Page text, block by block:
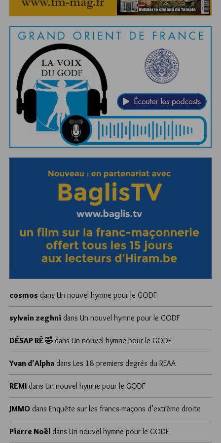
cosmos dans Un nouvel hymne pour le GODF
sylvain zeghni dans Un nouvel hymne pour le GODF
DÉSAP RÊ 🤣 dans Un nouvel hymne pour le GODF
Yvan d'Alpha dans Les 18 premiers degrés du REAA
REMI dans Un nouvel hymne pour le GODF
JMMO dans Enquête sur les francs-maçons d’extrême droite
Pierre Noël dans Un nouvel hymne pour le GODF